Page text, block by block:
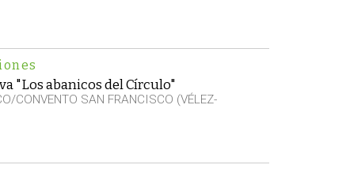
"Los abanicos del Círculo"
CONVENTO SAN FRANCISCO (VÉLEZ-